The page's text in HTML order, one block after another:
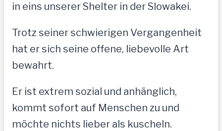
in eins unserer Shelter in der Slowakei.
Trotz seiner schwierigen Vergangenheit
hat er sich seine offene, liebevolle Art
bewahrt.
Er ist extrem sozial und anhänglich,
kommt sofort auf Menschen zu und
möchte nichts lieber als kuscheln.